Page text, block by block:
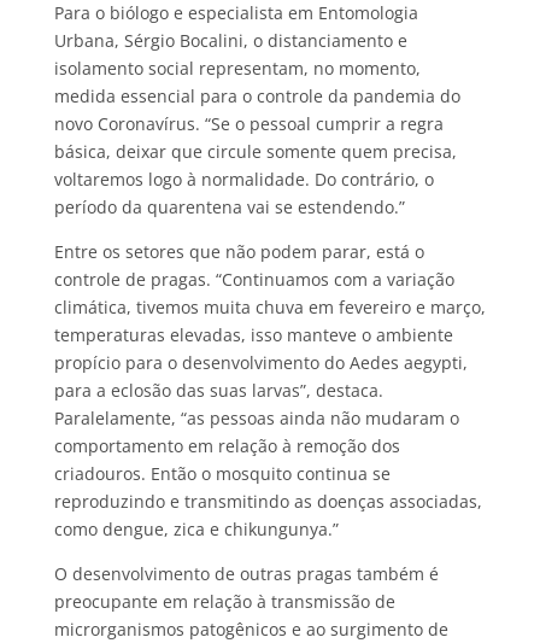
Para o biólogo e especialista em Entomologia
Urbana, Sérgio Bocalini, o distanciamento e
isolamento social representam, no momento,
medida essencial para o controle da pandemia do
novo Coronavírus. “Se o pessoal cumprir a regra
básica, deixar que circule somente quem precisa,
voltaremos logo à normalidade. Do contrário, o
período da quarentena vai se estendendo.”
Entre os setores que não podem parar, está o
controle de pragas. “Continuamos com a variação
climática, tivemos muita chuva em fevereiro e março,
temperaturas elevadas, isso manteve o ambiente
propício para o desenvolvimento do Aedes aegypti,
para a eclosão das suas larvas”, destaca.
Paralelamente, “as pessoas ainda não mudaram o
comportamento em relação à remoção dos
criadouros. Então o mosquito continua se
reproduzindo e transmitindo as doenças associadas,
como dengue, zica e chikungunya.”
O desenvolvimento de outras pragas também é
preocupante em relação à transmissão de
microrganismos patogênicos e ao surgimento de